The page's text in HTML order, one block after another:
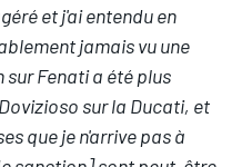
et j'ai entendu en
jamais vu une
Fenati a été plus
sur la Ducati, et
que je n'arrive pas à